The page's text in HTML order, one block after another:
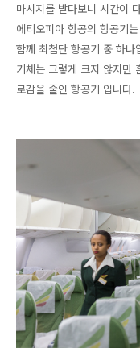
마시지를 받다보니 시간이
에티오피아 항공의 항공기
함께 최첨단 항공기 중 하나
기체는 그렇게 크지 않지만
로감을 줄인 항공기 입니다.